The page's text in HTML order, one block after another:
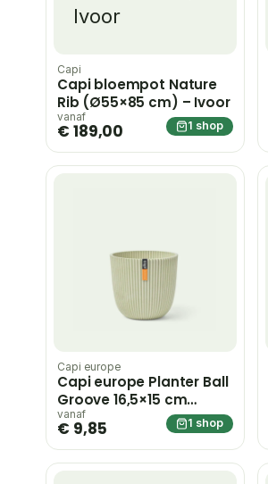
Capi
Capi bloempot Nature
Rib (Ø55×85 cm) – Ivoor
vanaf
€ 189,00 1 shop
Capi europe
Capi europe Planter Ball
Groove 16,5×15 cm
sawdust white
bloempot – wit
vanaf
€ 9,85 1 shop